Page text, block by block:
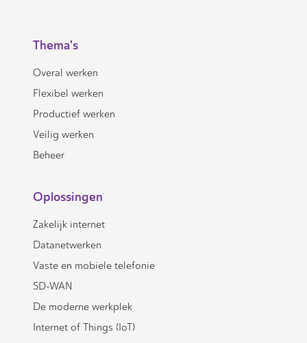
Thema's
Overal werken
Flexibel werken
Productief werken
Veilig werken
Beheer
Oplossingen
Zakelijk internet
Datanetwerken
Vaste en mobiele telefonie
SD-WAN
De moderne werkplek
Internet of Things (IoT)